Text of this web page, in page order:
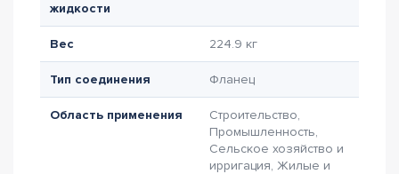
жидкости
Вес 224.9 кг
Тип соединения Фланец
Область применения
Строительство,
Промышленность,
Сельское хозяйство и
ирригация, Жилые и